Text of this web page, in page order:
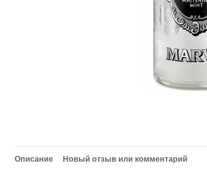
Описание Новый отзыв или комментарий